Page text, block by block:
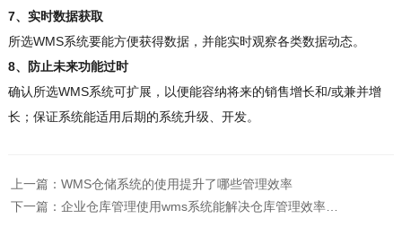
7、实时数据获取
所选WMS系统要能方便获得数据，并能实时观察各类数据动态。
8、防止未来功能过时
确认所选WMS系统可扩展，以便能容纳将来的销售增长和/或兼并增
长；保证系统能适用后期的系统升级、开发。
上一篇： WMS仓储系统的使用提升了哪些管理效率
下一篇：
企业仓库管理使用wms系统能解决仓库管理效率低的问题